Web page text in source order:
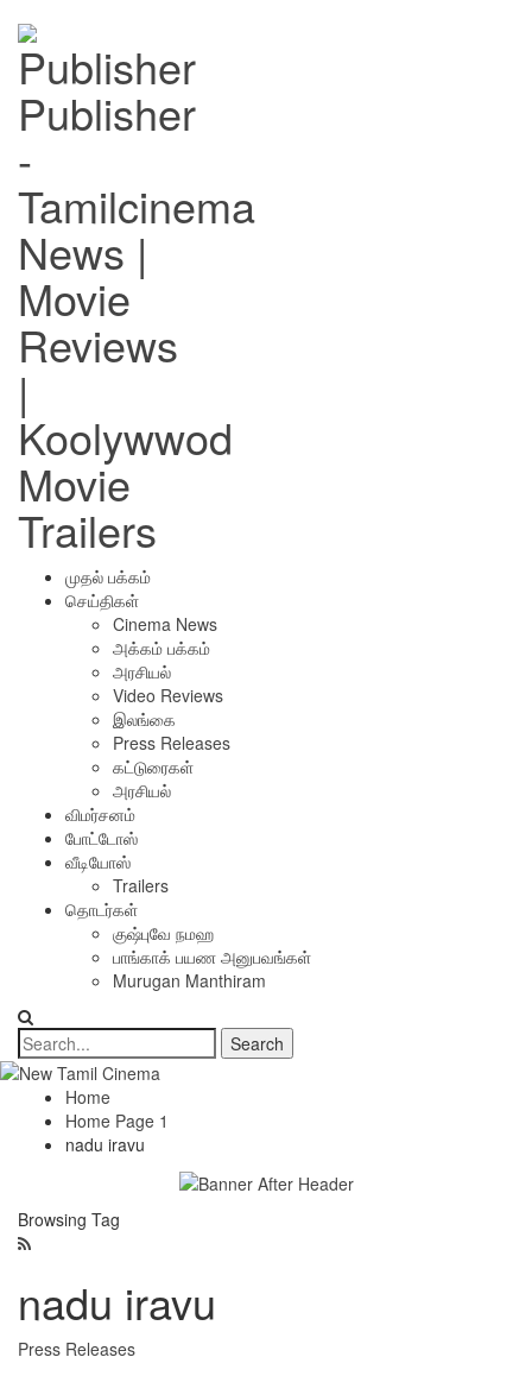
Publisher
-
Tamilcinema
News |
Movie
Reviews
|
Koolywwod
Movie
Trailers
முதல் பக்கம்
செய்திகள்
Cinema News
அக்கம் பக்கம்
அரசியல்
Video Reviews
இலங்கை
Press Releases
கட்டுரைகள்
அரசியல்
விமர்சனம்
போட்டோஸ்
வீடியோஸ்
Trailers
தொடர்கள்
குஷ்புவே நமஹ
பாங்காக் பயண அனுபவங்கள்
Murugan Manthiram
Home
Home Page 1
nadu iravu
Browsing Tag
nadu iravu
Press Releases